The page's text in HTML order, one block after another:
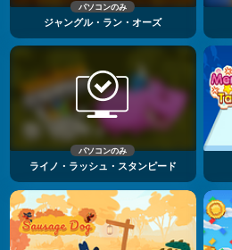
パソコンのみ
ジャングル・ラン・オーズ
パソコンのみ
ライノ・ラッシュ・スタンピード